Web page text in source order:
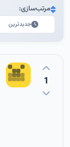
مرتب‌سازی:
جدیدترین
1